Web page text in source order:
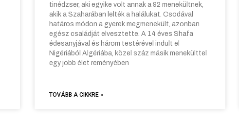
tinédzser, aki egyike volt annak a 92 menekültnek,
akik a Szaharában lelték a halálukat. Csodával
határos módon a gyerek megmenekült, azonban
egész családját elvesztette. A 14 éves Shafa
édesanyjával és három testérével indult el
Nigériából Algériába, közel száz másik menekülttel
egy jobb élet reményében
TOVÁBB A CIKKRE »